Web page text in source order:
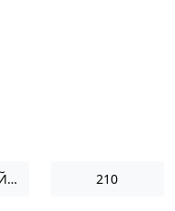
Грани Агни Йоги 1957 210